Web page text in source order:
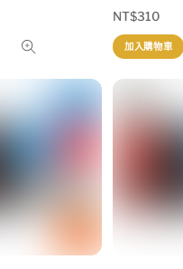
NT$310
加入購物車